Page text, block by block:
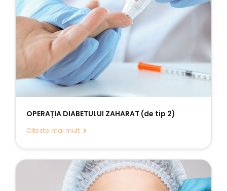
OPERAȚIA DIABETULUI ZAHARAT (de tip 2)
Citeste mai mult